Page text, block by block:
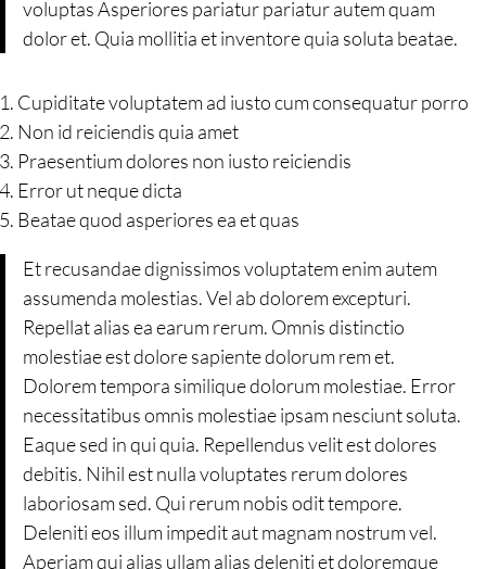
voluptas Asperiores pariatur pariatur autem quam
dolor et. Quia mollitia et inventore quia soluta beatae.
Cupiditate voluptatem ad iusto cum consequatur porro
Non id reiciendis quia amet
Praesentium dolores non iusto reiciendis
Error ut neque dicta
Beatae quod asperiores ea et quas
Et recusandae dignissimos voluptatem enim autem
assumenda molestias. Vel ab dolorem excepturi.
Repellat alias ea earum rerum. Omnis distinctio
molestiae est dolore sapiente dolorum rem et.
Dolorem tempora similique dolorum molestiae. Error
necessitatibus omnis molestiae ipsam nesciunt soluta.
Eaque sed in qui quia. Repellendus velit est dolores
debitis. Nihil est nulla voluptates rerum dolores
laboriosam sed. Qui rerum nobis odit tempore.
Deleniti eos illum impedit aut magnam nostrum vel.
Aperiam qui alias ullam alias deleniti et doloremque